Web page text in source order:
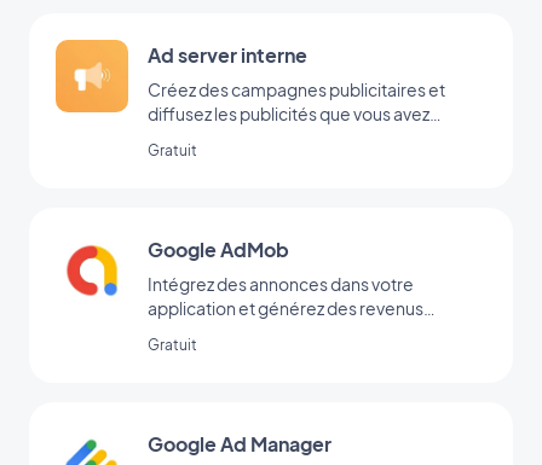
Ad server interne
Créez des campagnes publicitaires et
diffusez les publicités que vous avez
office
Gratuit
Google AdMob
Intégrez des annonces dans votre
application et générez des revenus
Gratuit
Google Ad Manager